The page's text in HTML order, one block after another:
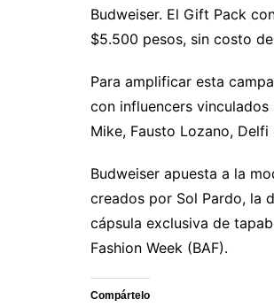
Budweiser. El Gift Pack
$5.500 pesos, sin costo
Para amplificar esta
con influencers
Mike, Fausto Lozano,
Budweiser apuesta a la
creados por Sol Pardo, la
cápsula exclusiva de
Fashion Week (BAF).
Compártelo